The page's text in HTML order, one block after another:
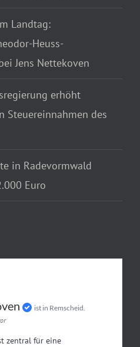
Landtag:
Heuss-
Jens Nettekoven
erhöht
Steuereinnahmen des
in Radevormwald
Euro
ist in Remscheid.
zentral für eine